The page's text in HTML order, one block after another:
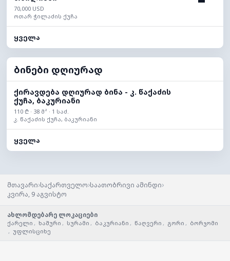
70,000 USD
ოთარ ჭილაძის ქუჩა
ყველა
ბინები დღიურად
ქირავდება დღიურად ბინა - კ. წაქაძის
ქუჩა, ბაკურიანი
110 ₾ · 38 მ² · 1 საძ.
კ. წაქაძის ქუჩა, ბაკურიანი
ყველა
მთავარი›საქართველო›საათობრივი ამინდი›
კვირა, 9 აგვისტო
ახლომდებარე ლოკაციები
ქარელი , ხაშური , სურამი , ბაკურიანი , წაღვერი , გორი , ბორჯომი
, უფლისციხე